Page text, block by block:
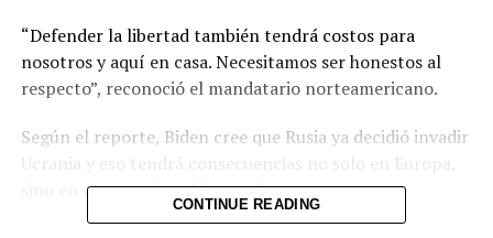
“Defender la libertad también tendrá costos para
nosotros y aquí en casa. Necesitamos ser honestos al
respecto”, reconoció el mandatario norteamericano.
Según el reporte, Biden cree que Rusia ya decidió invadir
Ucrania y eso tendrá consecuencias no solo en Europa,
sino en otros países del mundo.
CONTINUE READING